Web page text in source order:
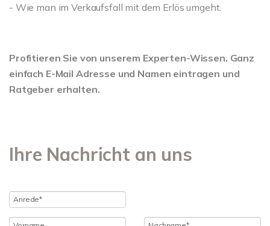
- Wie man im Verkaufsfall mit dem Erlös umgeht.
Profitieren Sie von unserem Experten-Wissen. Ganz
einfach E-Mail Adresse und Namen eintragen und
Ratgeber erhalten.
Ihre Nachricht an uns